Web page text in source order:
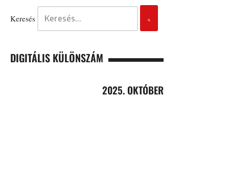
Keresés
DIGITÁLIS KÜLÖNSZÁM
2025. OKTÓBER